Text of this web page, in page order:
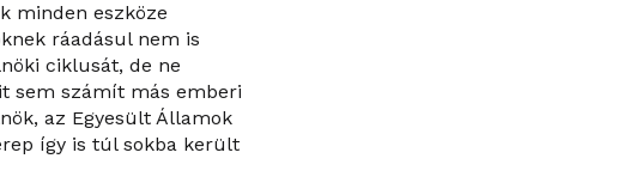
minden eszköze
ráadásul nem is
ciklusát, de ne
sem számít más emberi
az Egyesült Államok
így is túl sokba került